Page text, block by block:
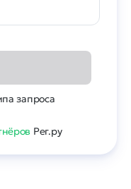
запроса
Рег.ру